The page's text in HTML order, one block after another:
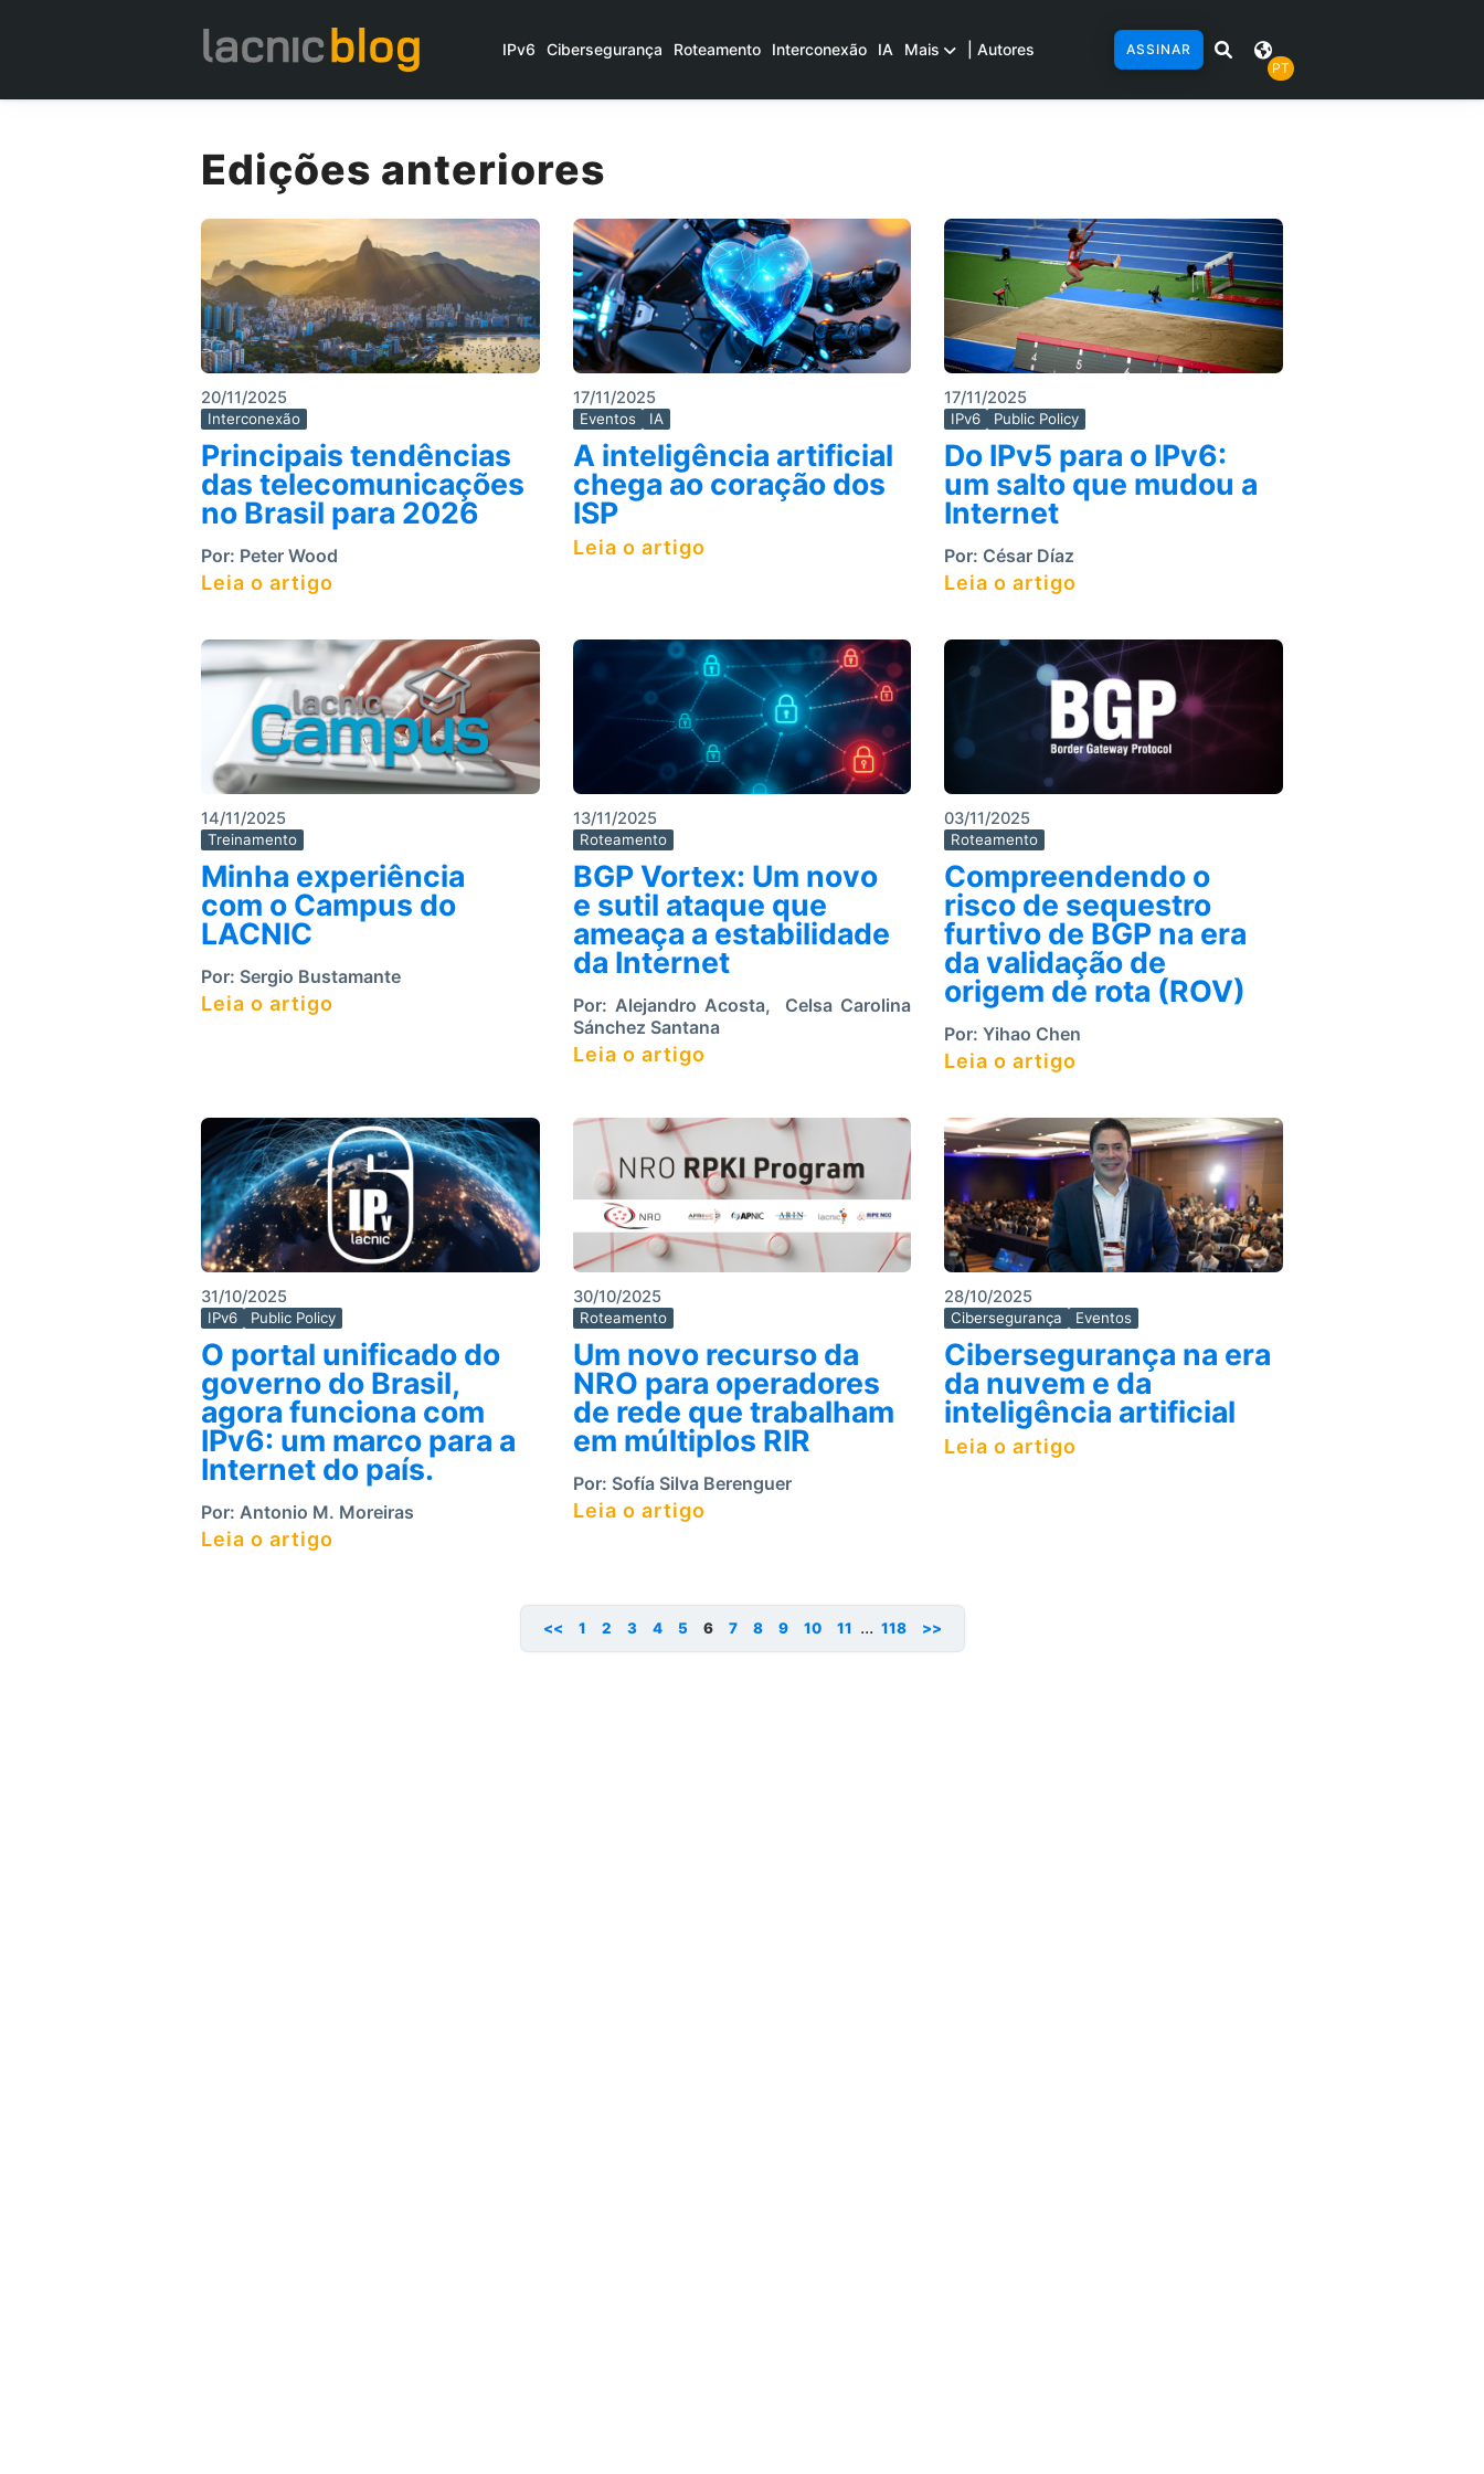
IPv6 Cibersegurança Roteamento Interconexão IA Mais | Autores
ASSINAR
PT
Edições anteriores
20/11/2025
Interconexão
Principais tendências
das telecomunicações
no Brasil para 2026
Por: Peter Wood
Leia o artigo
17/11/2025
Eventos IA
A inteligência artificial
chega ao coração dos
ISP
Leia o artigo
17/11/2025
IPv6 Public Policy
Do IPv5 para o IPv6:
um salto que mudou a
Internet
Por: César Díaz
Leia o artigo
14/11/2025
Treinamento
Minha experiência
com o Campus do
LACNIC
Por: Sergio Bustamante
Leia o artigo
13/11/2025
Roteamento
BGP Vortex: Um novo
e sutil ataque que
ameaça a estabilidade
da Internet
Por: Alejandro Acosta,
Celsa Carolina
Sánchez Santana
Leia o artigo
03/11/2025
Roteamento
Compreendendo o
risco de sequestro
furtivo de BGP na era
da validação de
origem de rota (ROV)
Por: Yihao Chen
Leia o artigo
31/10/2025
IPv6 Public Policy
O portal unificado do
governo do Brasil,
agora funciona com
IPv6: um marco para a
Internet do país.
Por: Antonio M. Moreiras
Leia o artigo
30/10/2025
Roteamento
Um novo recurso da
NRO para operadores
de rede que trabalham
em múltiplos RIR
Por: Sofía Silva Berenguer
Leia o artigo
28/10/2025
Cibersegurança Eventos
Cibersegurança na era
da nuvem e da
inteligência artificial
Leia o artigo
<< 1 2 3 4 5 6 7 8 9 10 11 ... 118 >>